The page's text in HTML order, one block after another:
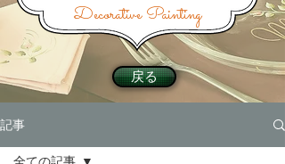
Decorative Painting
戻る
記事